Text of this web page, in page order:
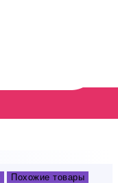
Похожие товары